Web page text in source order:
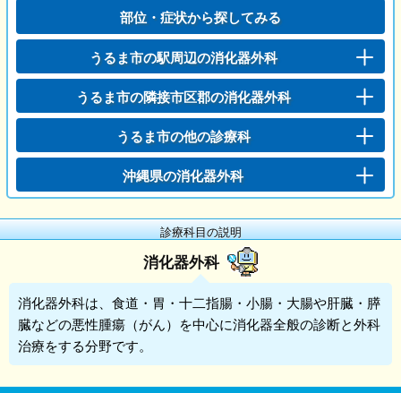
部位・症状から探してみる
うるま市の駅周辺の消化器外科
うるま市の隣接市区郡の消化器外科
うるま市の他の診療科
沖縄県の消化器外科
診療科目の説明
消化器外科
消化器外科は、食道・胃・十二指腸・小腸・大腸や肝臓・膵
臓などの悪性腫瘍（がん）を中心に消化器全般の診断と外科
治療をする分野です。